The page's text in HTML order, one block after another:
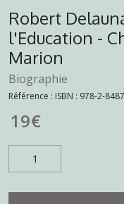
Robert
l'Education -
Marion
Biographie
Référence : ISBN : 978-2-
19€